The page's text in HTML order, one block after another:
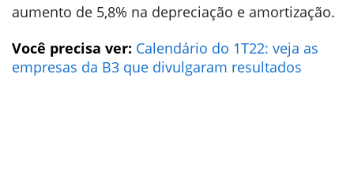
aumento de 5,8% na depreciação e amortização.
Você precisa ver: Calendário do 1T22: veja as
empresas da B3 que divulgaram resultados